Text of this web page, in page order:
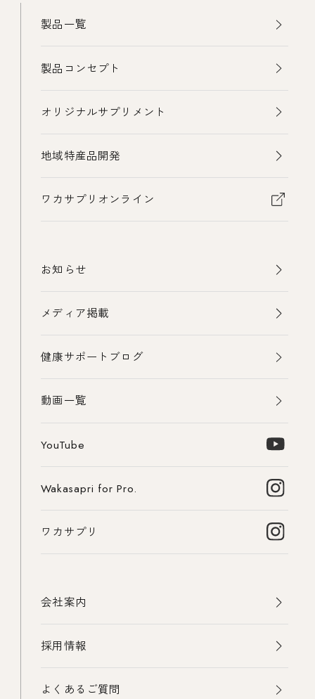
製品一覧
製品コンセプト
オリジナルサプリメント
地域特産品開発
ワカサプリオンライン
お知らせ
メディア掲載
健康サポートブログ
動画一覧
YouTube
Wakasapri for Pro.
ワカサプリ
会社案内
採用情報
よくあるご質問